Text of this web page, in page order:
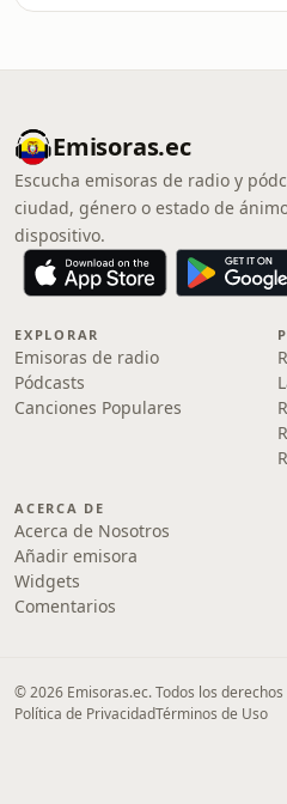
Emisoras.ec
Escucha emisoras de radio y
ciudad, género o estado de
dispositivo.
EXPLORAR
Emisoras de radio
Pódcasts
Canciones Populares
ACERCA DE
Acerca de Nosotros
Añadir emisora
Widgets
Comentarios
© 2026 Emisoras.ec. Todos los
Política de PrivacidadTérminos de Uso